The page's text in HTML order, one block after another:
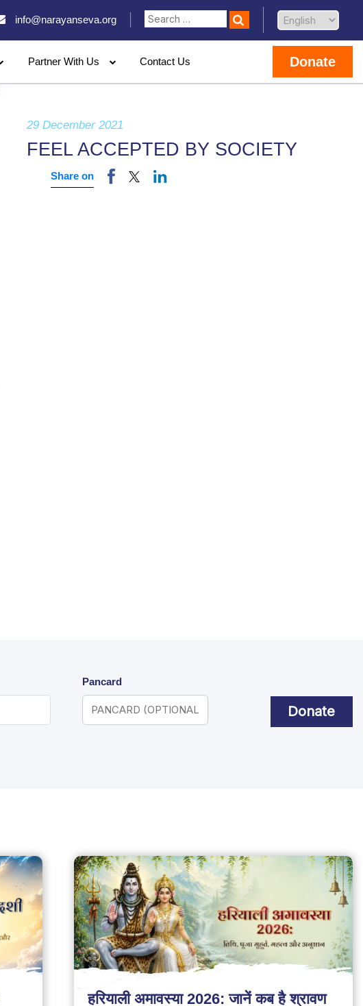
info@narayanseva.org
Partner With Us Contact Us Donate
29 December 2021
FEEL ACCEPTED BY SOCIETY
Share on
Pancard
Donate
हरियाली अमावस्या 2026: जानें कब है श्रावण